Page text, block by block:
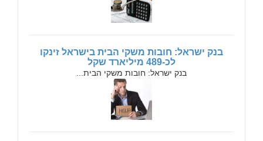
בנק ישראל: חובות משקי הבית בישראל זינקו
לכ-489 מיליארד שקל
בנק ישראל: חובות משקי הבית...